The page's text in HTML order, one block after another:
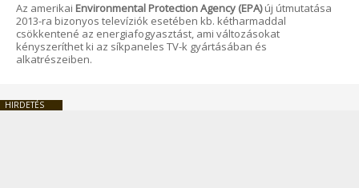
Az amerikai Environmental Protection Agency (EPA)új útmutatása
2013-ra bizonyos televíziók esetében kb. kétharmaddal
csökkentené az energiafogyasztást, ami változásokat
kényszeríthet ki az síkpaneles TV-k gyártásában és
alkatrészeiben.
HIRDETÉS